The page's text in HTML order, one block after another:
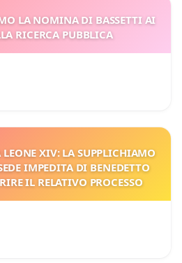
LA NOMINA DI BASSETTI AI
RICERCA PUBBLICA
LEONE XIV: LA SUPPLICHIAMO
IMPEDITA DI BENEDETTO
IL RELATIVO PROCESSO